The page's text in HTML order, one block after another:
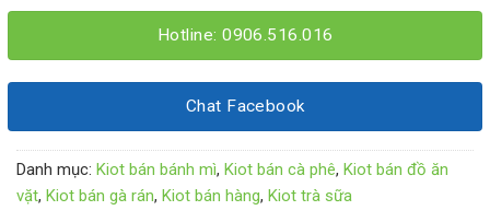
Hotline: 0906.516.016
Chat Facebook
Danh mục: Kiot bán bánh mì, Kiot bán cà phê, Kiot bán đồ ăn
vặt, Kiot bán gà rán, Kiot bán hàng, Kiot trà sữa